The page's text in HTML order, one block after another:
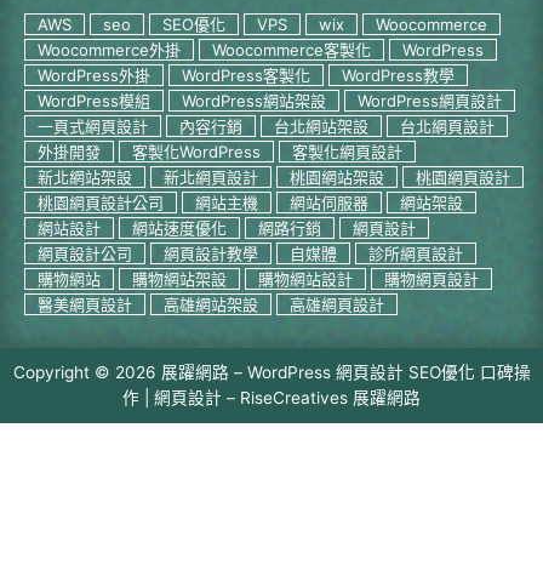
AWS seo SEO優化 VPS wix
Woocommerce
Woocommerce外掛
Woocommerce客製化
WordPress
WordPress外掛
WordPress客製化
WordPress教學
WordPress模組
WordPress網站架設
WordPress網頁設計
一頁式網頁設計
內容行銷 台北網站架設
台北網頁設計
外掛開發
客製化WordPress
客製化網頁設計
新北網站架設
新北網頁設計 桃園網站架設
桃園網頁設計
桃園網頁設計公司
網站主機 網站伺服器
網站架設
網站設計
網站速度優化 網路行銷
網頁設計
網頁設計公司
網頁設計教學 自媒體
診所網頁設計
購物網站
購物網站架設 購物網站設計
購物網頁設計
醫美網頁設計
高雄網站架設 高雄網頁設計
Copyright © 2026 展躍網路 – WordPress 網頁設計 SEO優化 口碑操
作 | 網頁設計 – RiseCreatives 展躍網路